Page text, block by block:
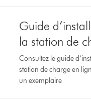
Guide
la station de
Consultez le guide
station de charge en
un exemplaire